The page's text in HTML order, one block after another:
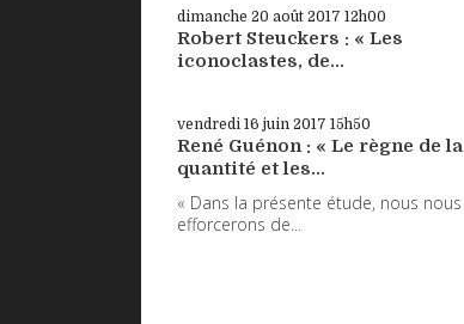
dimanche 20 août 2017 12h00
Robert Steuckers : « Les
iconoclastes, de...
vendredi 16 juin 2017 15h50
René Guénon : « Le règne de la
quantité et les...
« Dans la présente étude, nous nous
efforcerons de...